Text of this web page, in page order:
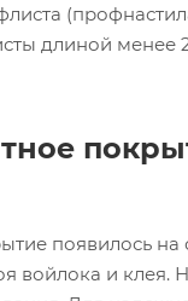
длиной менее
появилось
войлока и